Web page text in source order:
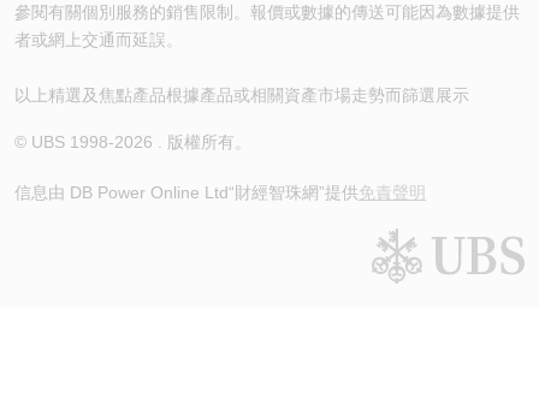
參閱有關個別服務的銷售限制。報價或數據的傳送可能因為數據提供
者或網上交通而延誤。
以上精選及焦點產品根據產品或相關資產市場走勢而篩選展示
© UBS 1998-2026 . 版權所有。
信息由 DB Power Online Ltd“財經智珠網”提供免責聲明